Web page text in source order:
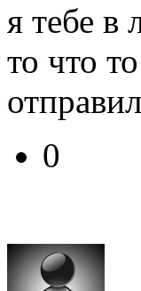
я тебе в
то что
0